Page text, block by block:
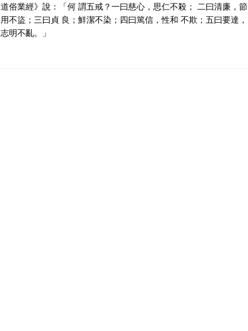
道俗業經》說：「何 謂五戒？一曰慈心，思仁不殺； 二曰清廉，節
用不盜；三曰貞 良；鮮潔不染；四曰篤信，性和 不欺；五曰要達，
志明不亂。」